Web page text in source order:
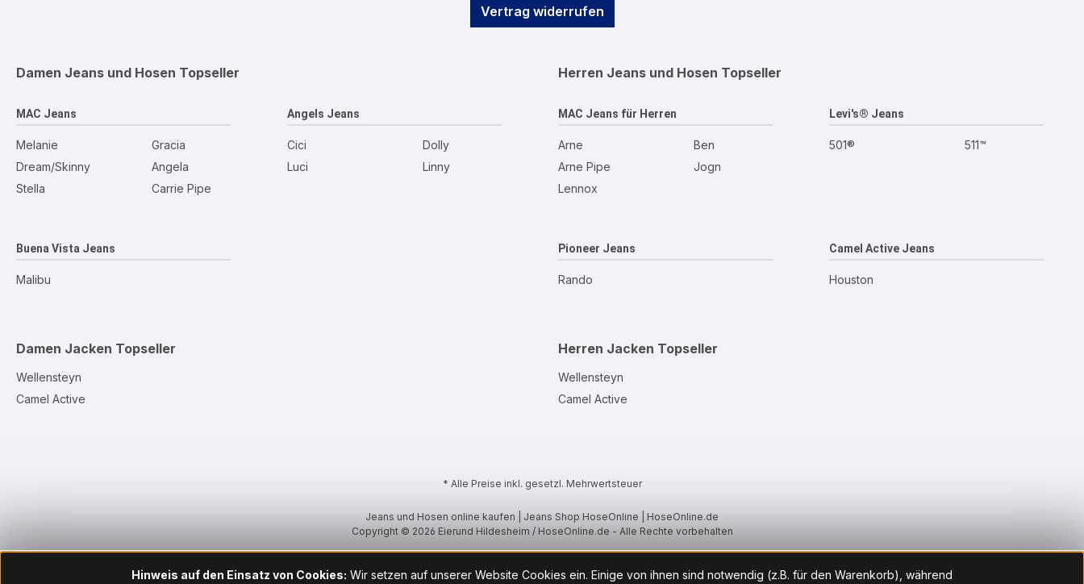
Vertrag widerrufen
Damen Jeans und Hosen Topseller
MAC Jeans
Melanie
Dream/Skinny
Stella
Gracia
Angela
Carrie Pipe
Angels Jeans
Cici
Luci
Dolly
Linny
Buena Vista Jeans
Malibu
Damen Jacken Topseller
Wellensteyn
Camel Active
Herren Jeans und Hosen Topseller
MAC Jeans für Herren
Arne
Arne Pipe
Lennox
Ben
Jogn
Levi's® Jeans
501® 511™
Pioneer Jeans
Rando
Camel Active Jeans
Houston
Herren Jacken Topseller
Wellensteyn
Camel Active
* Alle Preise inkl. gesetzl. Mehrwertsteuer
Jeans und Hosen online kaufen | Jeans Shop HoseOnline | HoseOnline.de
Copyright © 2026 Eierund Hildesheim / HoseOnline.de - Alle Rechte vorbehalten
Hinweis auf den Einsatz von Cookies: Wir setzen auf unserer Website Cookies ein. Einige von ihnen sind notwendig (z.B. für den Warenkorb), während